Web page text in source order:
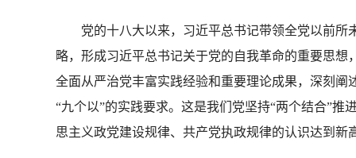
党的十八大以来，习近平总书记带领全党以前所
略，形成习近平总书记关于党的自我革命的重要思
全面从严治党丰富实践经验和重要理论成果，深刻
“九个以”的实践要求。这是我们党坚持“两个结合”
思主义政党建设规律、共产党执政规律的认识达到新